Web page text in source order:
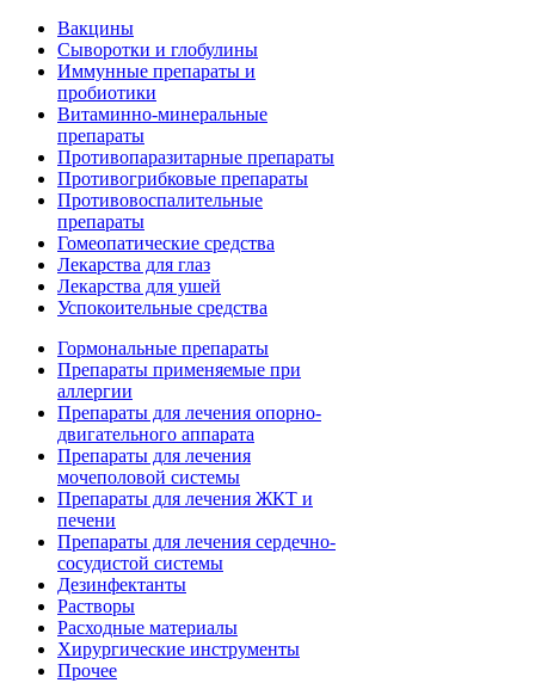
Вакцины
Сыворотки и глобулины
Иммунные препараты и
пробиотики
Витаминно-минеральные
препараты
Противопаразитарные препараты
Противогрибковые препараты
Противовоспалительные
препараты
Гомеопатические средства
Лекарства для глаз
Лекарства для ушей
Успокоительные средства
Гормональные препараты
Препараты применяемые при
аллергии
Препараты для лечения опорно-
двигательного аппарата
Препараты для лечения
мочеполовой системы
Препараты для лечения ЖКТ и
печени
Препараты для лечения сердечно-
сосудистой системы
Дезинфектанты
Растворы
Расходные материалы
Хирургические инструменты
Прочее